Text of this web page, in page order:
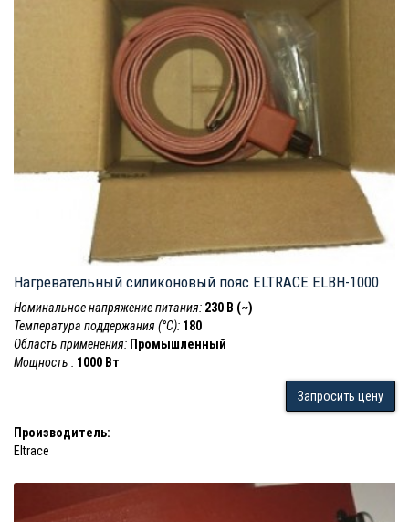
Нагревательный силиконовый пояс ELTRACE ELBH-1000
Номинальное напряжение питания: 230 В (~)
Температура поддержания (°С): 180
Область применения: Промышленный
Мощность : 1000 Вт
Запросить цену
Производитель:
Eltrace